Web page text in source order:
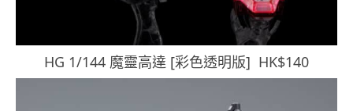
HG 1/144 魔靈高達 [彩色透明版] HK$140